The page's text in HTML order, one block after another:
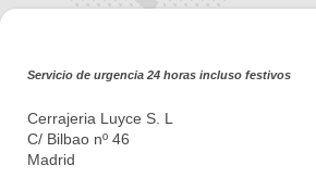
Servicio de urgencia 24 horas incluso festivos
Cerrajeria Luyce S. L
C/ Bilbao nº 46
Madrid